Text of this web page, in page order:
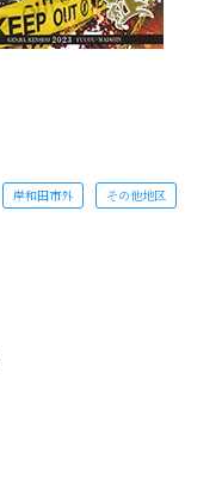
岸和田市外 その他地区